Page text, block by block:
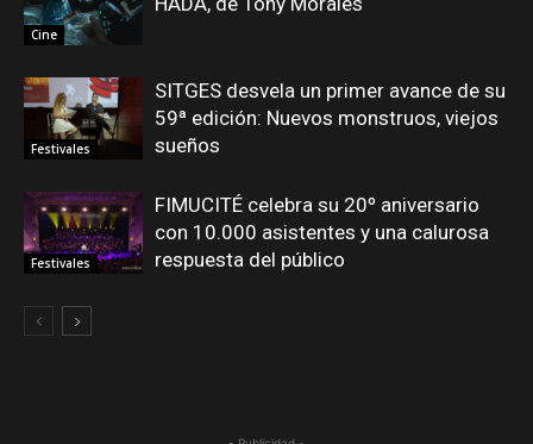
Cine
Festivales
SITGES desvela un primer avance de su
59ª edición: Nuevos monstruos, viejos
sueños
Festivales
FIMUCITÉ celebra su 20º aniversario
con 10.000 asistentes y una calurosa
respuesta del público